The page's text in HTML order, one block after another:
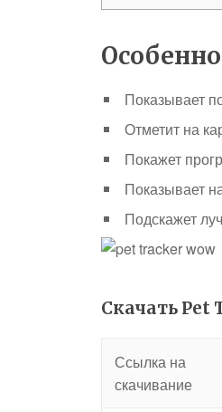
Показывает
Отметит на
Покажет
Показывает
Подскажет
Скачать Pet
Ссылка на
скачивание